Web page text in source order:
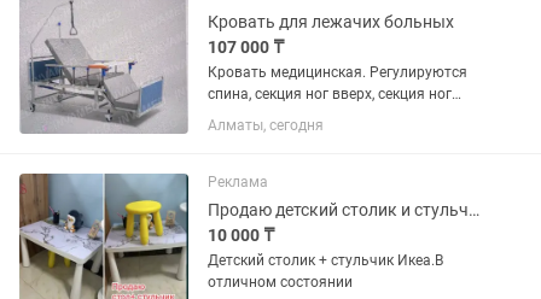
Кровать для лежачих больных
107 000 ₸
Кровать медицинская. Регулируются
спина, секция ног вверх, секция ног
вниз. Кровать имеет полную
комплектацию. В идеальном
Имеется столик для кормления.
Штанга с ручкой...
Алматы, сегодня
Реклама
Продаю детский столик и стульчик
10 000 ₸
Детский столик + стульчик Икеа.В
отличном состоянии